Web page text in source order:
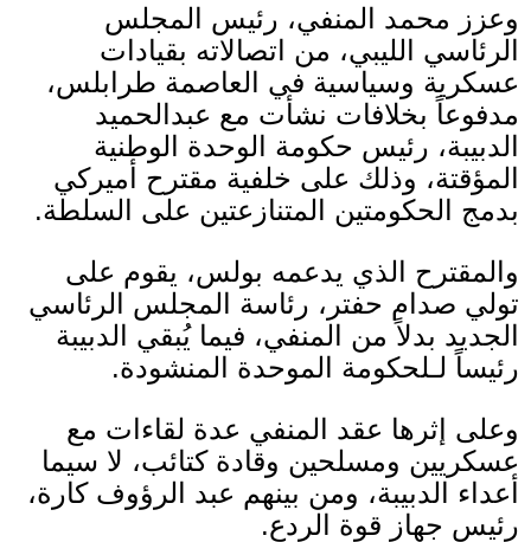
وعزز محمد المنفي، رئيس المجلس
الرئاسي الليبي، من اتصالاته بقيادات
عسكرية وسياسية في العاصمة طرابلس،
مدفوعاً بخلافات نشأت مع عبدالحميد
الدبيبة، رئيس حكومة الوحدة الوطنية
المؤقتة، وذلك على خلفية مقترح أميركي
بدمج الحكومتين المتنازعتين على السلطة.
والمقترح الذي يدعمه بولس، يقوم على
تولي صدام حفتر، رئاسة المجلس الرئاسي
الجديد بدلاً من المنفي، فيما يُبقي الدبيبة
رئيساً لـلحكومة الموحدة المنشودة.
وعلى إثرها عقد المنفي عدة لقاءات مع
عسكريين ومسلحين وقادة كتائب، لا سيما
أعداء الدبيبة، ومن بينهم عبد الرؤوف كارة،
رئيس جهاز قوة الردع.